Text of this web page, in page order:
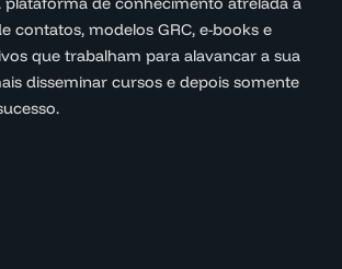
contatos, modelos GRC, e-books e
que trabalham para alavancar a sua
disseminar cursos e depois somente